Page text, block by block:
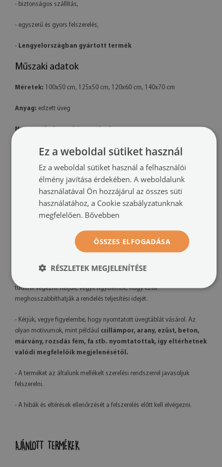
- biztonságos szállítás,
- egyszerű és gyors felszerelés,
- Lengyelországban gyártott termék
Műszaki adatok
Méretek: 100x50 cm, 125x50 cm, 120x60 cm, 140x70 cm
Anyag: edzett üveg
Nyomtatás:
téglalap alakú
Felszerelés: a termék készen áll a felszerelésre. A csomag tartalmaz
professzionális polimer ragasztót is.
További információk:
megtekintéshez használt monitor kalibrációja, a nyomtatógép és a
felhasznált tinta típusa miatt – az árnyalatok enyhe eltérése nem képez
tudunk végezni. Kérjük, vegye figyelembe, hogy ezek
meghosszabbíthatják a rendelés teljesítési idejét.
- Kérjük, vegye figyelembe, hogy nyomtatott üvegtáblát vásárol. Az
olyan motívumok, mint például csillámpor, arany, ezüst, beton,
márvány, rozsdás fém, fa stb. nyomtatottak, így eltérhetnek
valódi megfelelőik megjelenésétől.
- A terméket az általunk mellékelt szerelési rendszerrel javasoljuk
felszerelni.
- A hibák és eltérések ellenőrzését a felszerelés előtt kell elvégezni.
AJÁNLOTT TERMÉKEK
Ez a weboldal sütiket használ
Ez a weboldal sütiket használ a felhasználói
élmény javítása érdekében. A weboldalunk
használatával Ön hozzájárul az összes süti
használatához, a Cookie szabályzatunknak
megfelelően. Bővebben
ÖSSZES ELFOGADÁSA
RÉSZLETEK MEGJELENÍTÉSE